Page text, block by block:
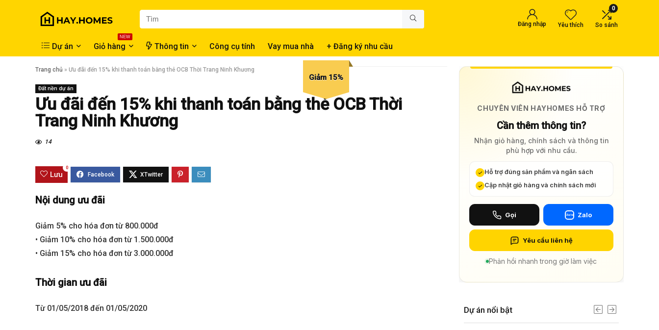
Đăng nhập Yêu thích
0
So sánh
Dự án
NEW
Giỏ hàng Thông tin Công cụ tính Vay mua nhà + Đăng ký nhu cầu
Giảm 15%
Trang chủ » Ưu đãi đến 15% khi thanh toán bằng thẻ OCB Thời Trang Ninh Khương
Đất nền dự án
Ưu đãi đến 15% khi thanh toán bằng thẻ OCB Thời
Trang Ninh Khương
14
Lưu
0
Nội dung ưu đãi
Giảm 5% cho hóa đơn từ 800.000đ
• Giảm 10% cho hóa đơn từ 1.500.000đ
• Giảm 15% cho hóa đơn từ 3.000.000đ
Thời gian ưu đãi
Từ 01/05/2018 đến 01/05/2020
CHUYÊN VIÊN HAYHOMES HỖ TRỢ
Cần thêm thông tin?
Nhận giỏ hàng, chính sách và thông tin
phù hợp với nhu cầu.
Hỗ trợ đúng sản phẩm và ngân sách
Cập nhật giỏ hàng và chính sách mới
Gọi Zalo Zalo
Yêu cầu liên hệ
Phản hồi nhanh trong giờ làm việc
Dự án nổi bật